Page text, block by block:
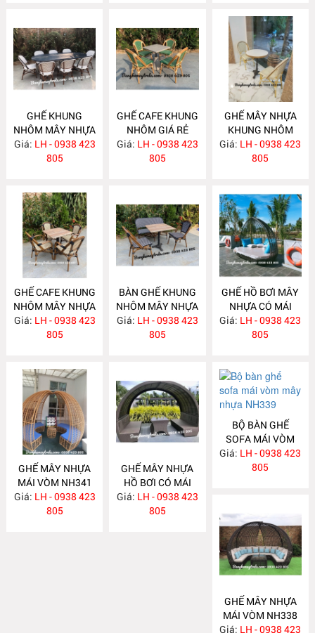
GHẾ KHUNG
NHÔM MÂY NHỰA
NH347
Giá: LH - 0938 423
805
GHẾ CAFE KHUNG
NHÔM GIÁ RẺ
NH346
Giá: LH - 0938 423
805
GHẾ MÂY NHỰA
KHUNG NHÔM
NH345
Giá: LH - 0938 423
805
GHẾ CAFE KHUNG
NHÔM MÂY NHỰA
NH344
Giá: LH - 0938 423
805
BÀN GHẾ KHUNG
NHÔM MÂY NHỰA
NH343
Giá: LH - 0938 423
805
GHẾ HỒ BƠI MÂY
NHỰA CÓ MÁI
NH342
Giá: LH - 0938 423
805
GHẾ MÂY NHỰA
MÁI VÒM NH341
Giá: LH - 0938 423
805
GHẾ MÂY NHỰA
HỒ BƠI CÓ MÁI
NH340
Giá: LH - 0938 423
805
BỘ BÀN GHẾ
SOFA MÁI VÒM
MÂY NHỰA
NH339
Giá: LH - 0938 423
805
GHẾ MÂY NHỰA
MÁI VÒM NH338
Giá: LH - 0938 423